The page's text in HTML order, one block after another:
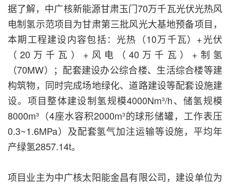
据了解，中广核新能源甘肃玉门70万千瓦光伏光热风
电制氢示范项目为甘肃第三批风光大基地预备项目，
本期工程建设内容包括：光热（10万千瓦）+光伏
（20万千瓦）+风电（40万千瓦）+制氢
（70MW）；配套建设办公综合楼、生活综合楼等建
构筑物，同时完成场地绿化、道路建设等配套设施建
设。项目整体建设制氢规模4000Nm³/h、储氢规模
8000m³（4座水容积2000m³的球形储罐，工作表压
0.3~1.6MPa）及配套氢气加注运输等设施，平均年
产绿氢2857.14t。
项目业主为中广核太阳能金昌有限公司，建设单位为